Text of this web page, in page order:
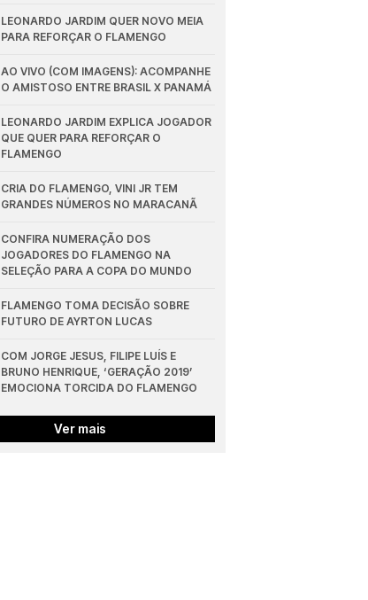
LEONARDO JARDIM QUER NOVO MEIA
PARA REFORÇAR O FLAMENGO
AO VIVO (COM IMAGENS): ACOMPANHE
O AMISTOSO ENTRE BRASIL X PANAMÁ
LEONARDO JARDIM EXPLICA JOGADOR
QUE QUER PARA REFORÇAR O
FLAMENGO
CRIA DO FLAMENGO, VINI JR TEM
GRANDES NÚMEROS NO MARACANÃ
CONFIRA NUMERAÇÃO DOS
JOGADORES DO FLAMENGO NA
SELEÇÃO PARA A COPA DO MUNDO
FLAMENGO TOMA DECISÃO SOBRE
FUTURO DE AYRTON LUCAS
COM JORGE JESUS, FILIPE LUÍS E
BRUNO HENRIQUE, ‘GERAÇÃO 2019’
EMOCIONA TORCIDA DO FLAMENGO
Ver mais